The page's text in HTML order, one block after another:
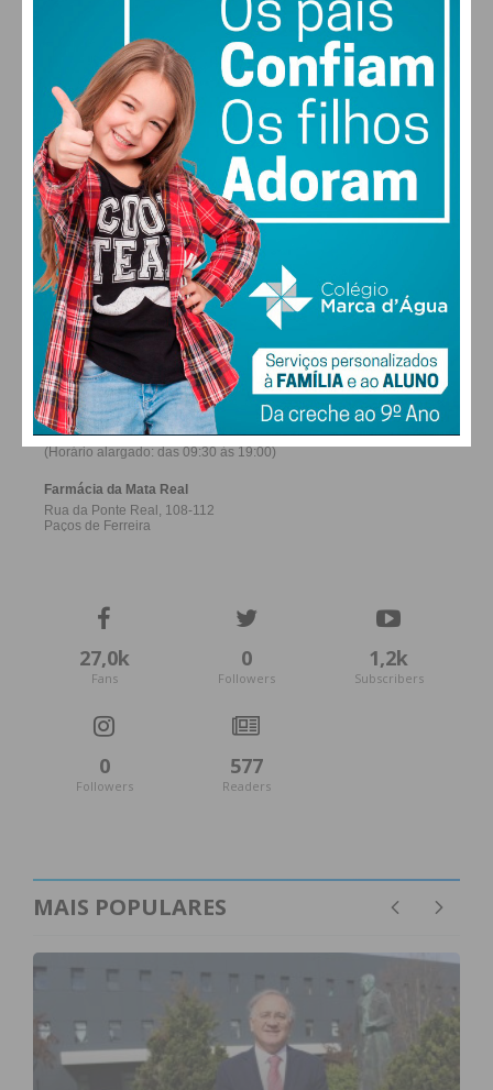
SÁB DOM
28
SEG
30
TER
ALTERAR
FARMACIAS DE SERVIÇO EM PAÇOS DE
FERREIRA
27,0k
Fans
0
Followers
1,2k
Subscribers
0
Followers
577
Readers
MAIS POPULARES